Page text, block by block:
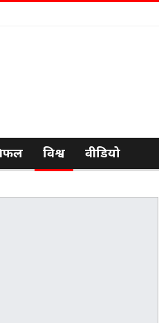
विश्व वीडियो